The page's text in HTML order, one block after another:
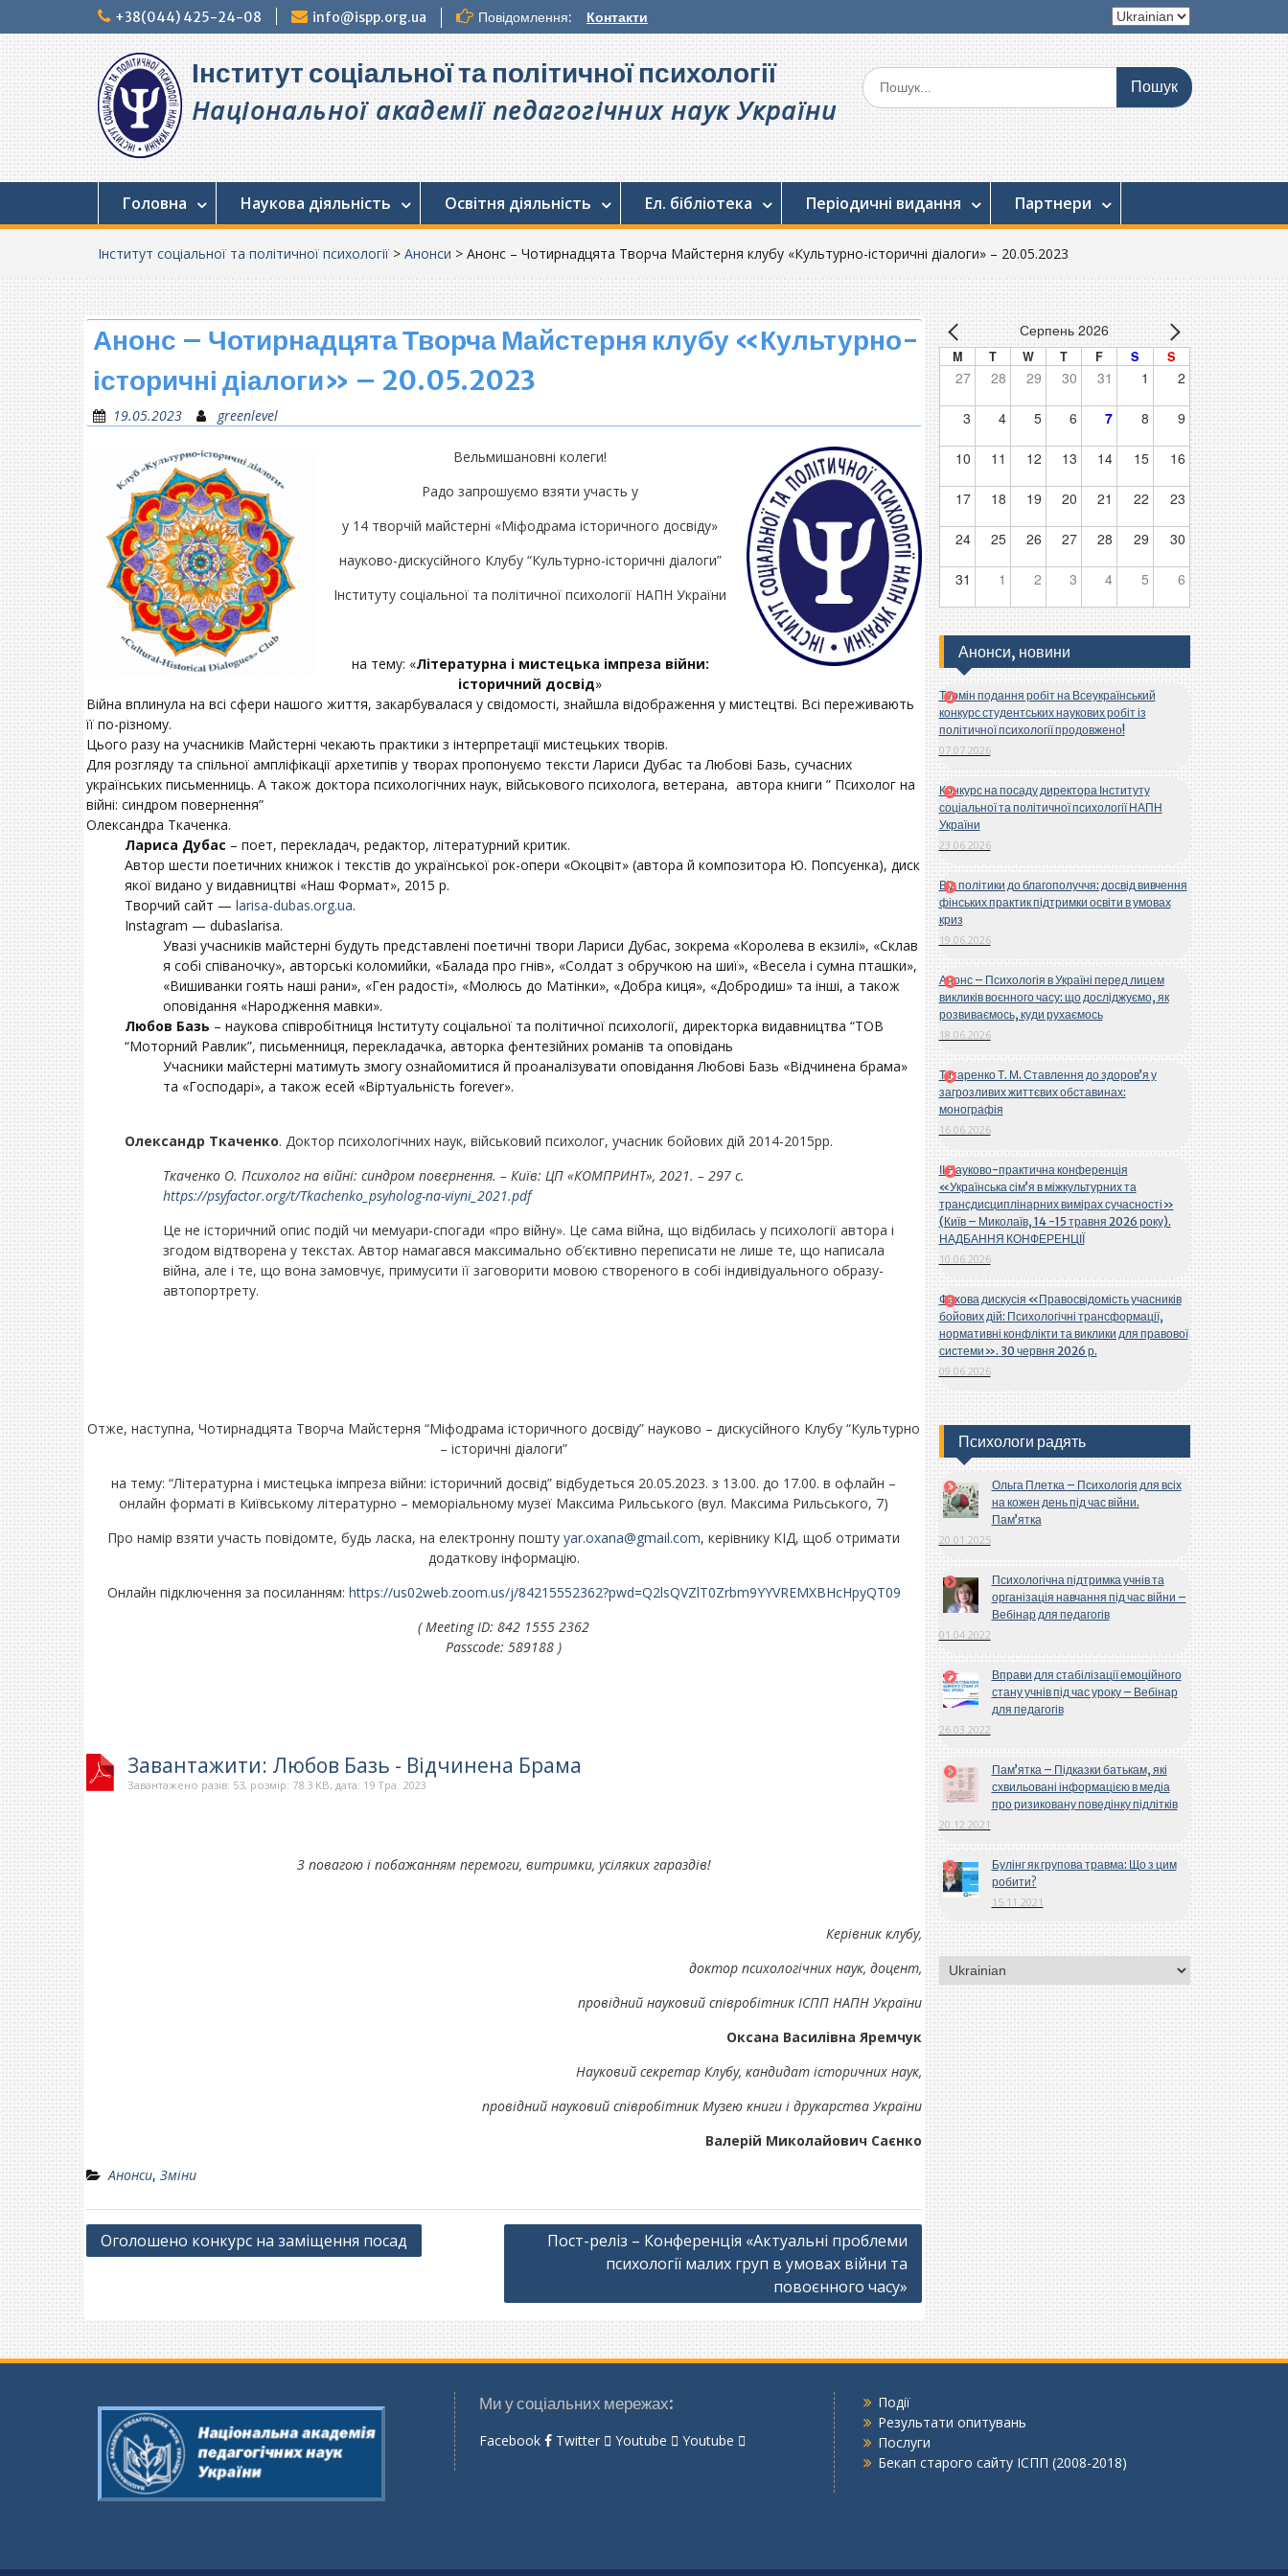
до
+38(044) 425-24-08 info@ispp.org.ua Повідомлення: Контакти
Вибрати
мову
Інститут соціальної та політичної психології
Національної академії педагогічних наук України
Шукати:
Головна Наукова діяльність Освітня діяльність Ел. бібліотека Періодичні видання Партнери
Інститут соціальної та політичної психології > Анонси > Анонс – Чотирнадцята Творча Майстерня клубу «Культурно-історичні діалоги» – 20.05.2023
Анонс – Чотирнадцята Творча Майстерня клубу «Культурно-
історичні діалоги» – 20.05.2023
19.05.2023 greenlevel
Вельмишановні колеги!
Радо запрошуємо взяти участь у
у 14 творчій майстерні «Міфодрама історичного досвіду»
науково-дискусійного Клубу “Культурно-історичні діалоги”
Інституту соціальної та політичної психології НАПН України
на тему: «Літературна і мистецька імпреза війни:
історичний досвід»
Війна вплинула на всі сфери нашого життя, закарбувалася у свідомості, знайшла відображення у мистецтві. Всі переживають
її по-різному.
Цього разу на учасників Майстерні чекають практики з інтерпретації мистецьких творів.
Для розгляду та спільної ампліфікації архетипів у творах пропонуємо тексти Лариси Дубас та Любові Базь, сучасних
українських письменниць. А також доктора психологічних наук, військового психолога, ветерана, автора книги ” Психолог на
війні: синдром повернення”
Олександра Ткаченка.
Лариса Дубас – поет, перекладач, редактор, літературний критик.
Автор шести поетичних книжок і текстів до української рок-опери «Окоцвіт» (автора й композитора Ю. Попсуєнка), диск
якої видано у видавництві «Наш Формат», 2015 р.
Творчий сайт — larisa-dubas.org.ua.
Instagram — dubaslarisa.
Увазі учасників майстерні будуть представлені поетичні твори Лариси Дубас, зокрема «Королева в екзилі», «Склав
я собі співаночку», авторські коломийки, «Балада про гнів», «Солдат з обручкою на шиї», «Весела і сумна пташки»,
«Вишиванки гоять наші рани», «Ген радості», «Молюсь до Матінки», «Добра киця», «Добродиш» та інші, а також
оповідання «Народження мавки».
Любов Базь – наукова співробітниця Інституту соціальної та політичної психології, директорка видавництва “ТОВ
“Моторний Равлик”, письменниця, перекладачка, авторка фентезійних романів та оповідань
Учасники майстерні матимуть змогу ознайомитися й проаналізувати оповідання Любові Базь «Відчинена брама»
та «Господарі», а також есей «Віртуальність forever».
Олександр Ткаченко. Доктор психологічних наук, військовий психолог, учасник бойових дій 2014-2015рр.
Ткаченко О. Психолог на війні: синдром повернення. – Київ: ЦП «КОМПРИНТ», 2021. – 297 с.
https://psyfactor.org/t/Tkachenko_psyholog-na-viyni_2021.pdf
Це не історичний опис подій чи мемуари-спогади «про війну». Це сама війна, що відбилась у психології автора і
згодом відтворена у текстах. Автор намагався максимально об’єктивно переписати не лише те, що написала
війна, але і те, що вона замовчує, примусити її заговорити мовою створеного в собі індивідуального образу-
автопортрету.
Отже, наступна, Чотирнадцята Творча Майстерня “Міфодрама історичного досвіду” науково – дискусійного Клубу “Культурно
– історичні діалоги”
на тему: “Літературна і мистецька імпреза війни: історичний досвід” відбудеться 20.05.2023. з 13.00. до 17.00. в офлайн –
онлайн форматі в Київському літературно – меморіальному музеї Максима Рильського (вул. Максима Рильського, 7)
Про намір взяти участь повідомте, будь ласка, на електронну поштуyar.oxana@gmail.com, керівнику КІД, щоб отримати
додаткову інформацію.
Онлайн підключення за посиланням: https://us02web.zoom.us/j/84215552362?pwd=Q2lsQVZlT0Zrbm9YYVREMXBHcHpyQT09
( Meeting ID: 842 1555 2362
Passcode: 589188 )
Завантажити: Любов Базь - Відчинена Брама
Завантажено разів: 53, розмір: 78.3 KB, дата: 19 Тра. 2023
З повагою і побажанням перемоги, витримки, усіляких гараздів!
Керівник клубу,
доктор психологічних наук, доцент,
провідний науковий співробітник ІСПП НАПН України
Оксана Василівна Яремчук
Науковий секретар Клубу, кандидат історичних наук,
провідний науковий співробітник Музею книги і друкарства України
Валерій Миколайович Саєнко
Анонси, Зміни
Навігація
Оголошено конкурс на заміщення посад
Пост-реліз – Конференція «Актуальні проблеми
психології малих груп в умовах війни та
повоєнного часу»
Серпень 2026
M T W T F S S
27 28 29 30 31 1 2
3 4 5 6 7 8 9
10 11 12 13 14 15 16
17 18 19 20 21 22 23
24 25 26 27 28 29 30
31 1 2 3 4 5 6
Анонси, новини
Термін подання робіт на Всеукраїнський
конкурс студентських наукових робіт із
політичної психології продовжено!
07.07.2026
Конкурс на посаду директора Інституту
соціальної та політичної психології НАПН
України
23.06.2026
Від політики до благополуччя: досвід вивчення
фінських практик підтримки освіти в умовах
криз
19.06.2026
Анонс – Психологія в Україні перед лицем
викликів воєнного часу: що досліджуємо, як
розвиваємось, куди рухаємось
18.06.2026
Титаренко Т. М. Ставлення до здоров’я у
загрозливих життєвих обставинах:
монографія
16.06.2026
ІІ Науково-практична конференція
«Українська сім’я в міжкультурних та
трансдисциплінарних вимірах сучасності»
(Київ – Миколаїв, 14 -15 травня 2026 року).
НАДБАННЯ КОНФЕРЕНЦІЇ
10.06.2026
Фахова дискусія «Правосвідомість учасників
бойових дій: Психологічні трансформації,
нормативні конфлікти та виклики для правової
системи». 30 червня 2026 р.
09.06.2026
Психологи радять
Ольга Плетка – Психологія для всіх
на кожен день під час війни.
Пам’ятка
20.01.2025
Психологічна підтримка учнів та
організація навчання під час війни –
Вебінар для педагогів
01.04.2022
Вправи для стабілізації емоційного
стану учнів під час уроку – Вебінар
для педагогів
26.03.2022
Пам’ятка – Підказки батькам, які
схвильовані інформацією в медіа
про ризиковану поведінку підлітків
20.12.2021
Булінг як групова травма: Що з цим
робити?
15.11.2021
Вибрати
мову
Ми у соціальних мережах:
Facebook Twitter Youtube Youtube
Події
Результати опитувань
Послуги
Бекап старого сайту ІСПП (2008-2018)